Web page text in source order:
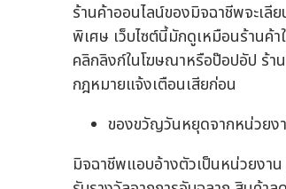
ร้านค้าออนไลน์ของมิจฉาชีพจะเลี
พิเศษ เว็บไซต์นี้มักดูเหมือนร้านค้
คลิกลิงก์ในโฆษณาหรือป๊อปอัป ร้า
กฎหมายแจ้งเตือนเสียก่อน
ของขวัญวันหยุดจากหน่วยง
มิจฉาชีพแอบอ้างตัวเป็นหน่วยงา